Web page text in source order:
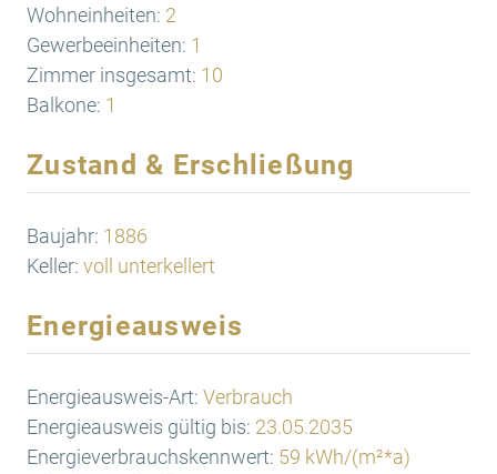
Wohneinheiten: 2
Gewerbeeinheiten: 1
Zimmer insgesamt: 10
Balkone: 1
Zustand & Erschließung
Baujahr: 1886
Keller: voll unterkellert
Energieausweis
Energieausweis-Art: Verbrauch
Energieausweis gültig bis: 23.05.2035
Energieverbrauchskennwert: 59 kWh/(m²*a)